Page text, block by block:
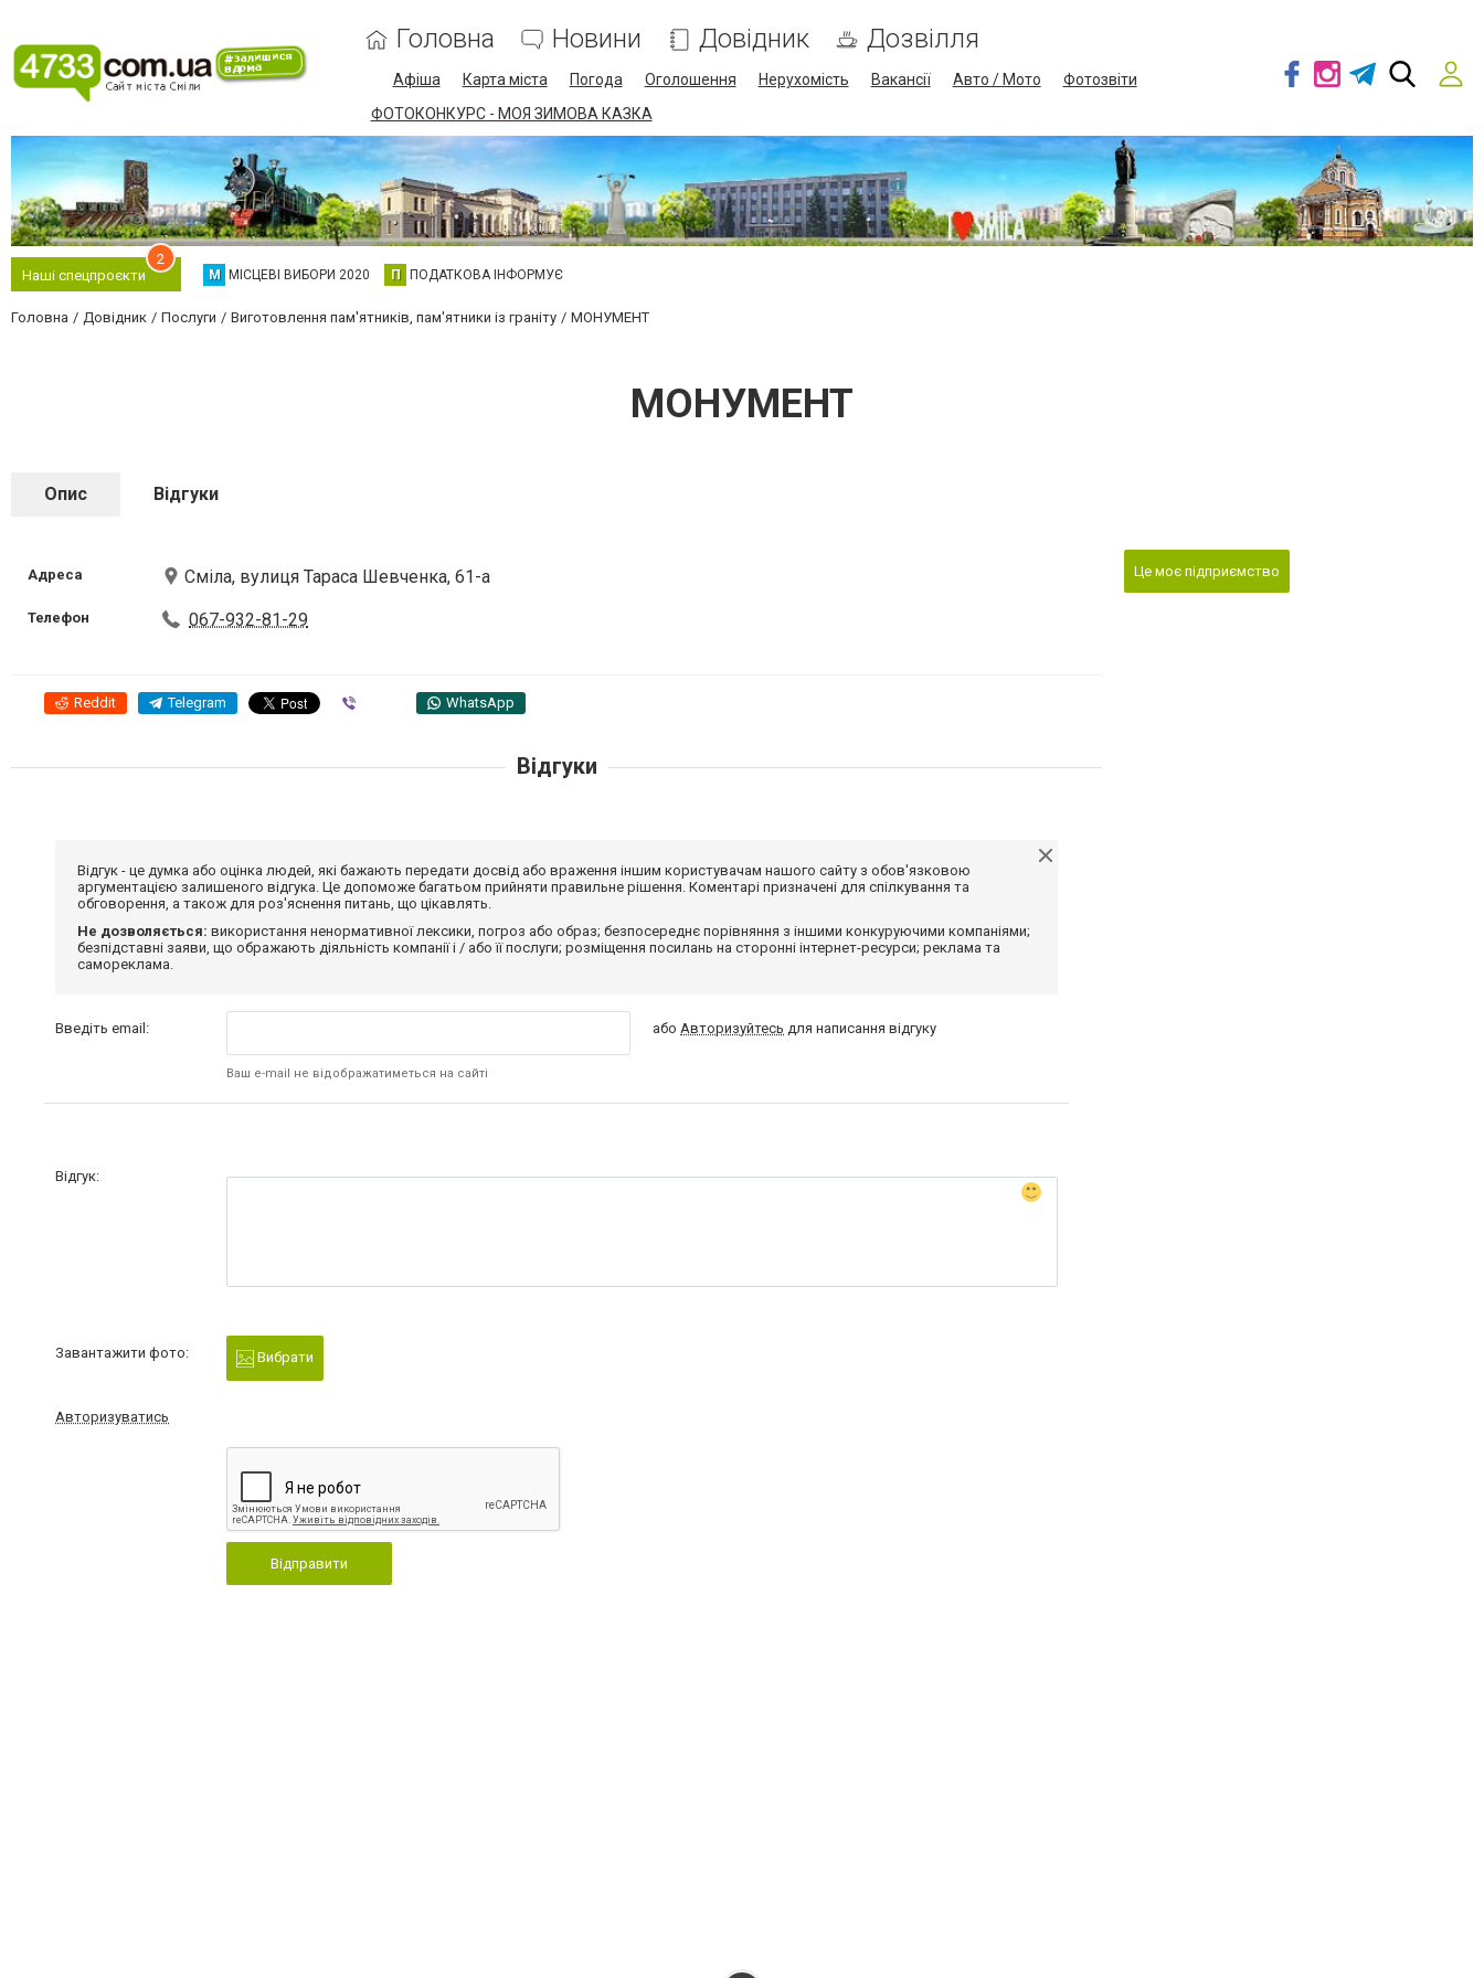
Головна Новини Довідник Дозвілля
Афіша Карта міста Погода Оголошення Нерухомість Вакансії Авто / Мото
Фотозвіти
ФОТОКОНКУРС - МОЯ ЗИМОВА КАЗКА
Наші спецпроєкти
2
М МІСЦЕВІ ВИБОРИ 2020 П ПОДАТКОВА ІНФОРМУЄ
Головна Довідник Послуги Виготовлення пам'ятників, пам'ятники із граніту МОНУМЕНТ
МОНУМЕНТ
Опис Відгуки
Адреса Сміла, вулиця Тараса Шевченка, 61-а
Телефон 067-932-81-29
Reddit Telegram WhatsApp
Це моє підприємство
Відгуки
Відгук - це думка або оцінка людей, які бажають передати досвід або враження іншим користувачам нашого сайту з обов'язковою
аргументацією залишеного відгука. Це допоможе багатьом прийняти правильне рішення. Коментарі призначені для спілкування та
обговорення, а також для роз'яснення питань, що цікавлять.
Не дозволяється: використання ненормативної лексики, погроз або образ; безпосереднє порівняння з іншими конкуруючими компаніями;
безпідставні заяви, що ображають діяльність компанії і / або її послуги; розміщення посилань на сторонні інтернет-ресурси; реклама та
самореклама.
Введіть email:
Ваш e-mail не відображатиметься на сайті
абоАвторизуйтесь для написання відгуку
Відгук:
Завантажити фото: Вибрати
Авторизуватись
Відправити